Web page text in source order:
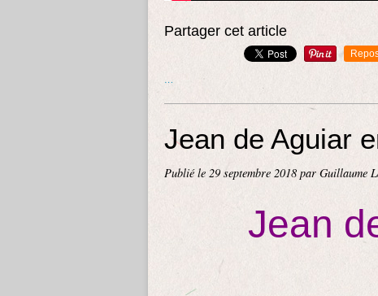
Partager cet article
…
Jean de Aguiar
Publié le 29 septembre 2018 par Guillaume
Jean